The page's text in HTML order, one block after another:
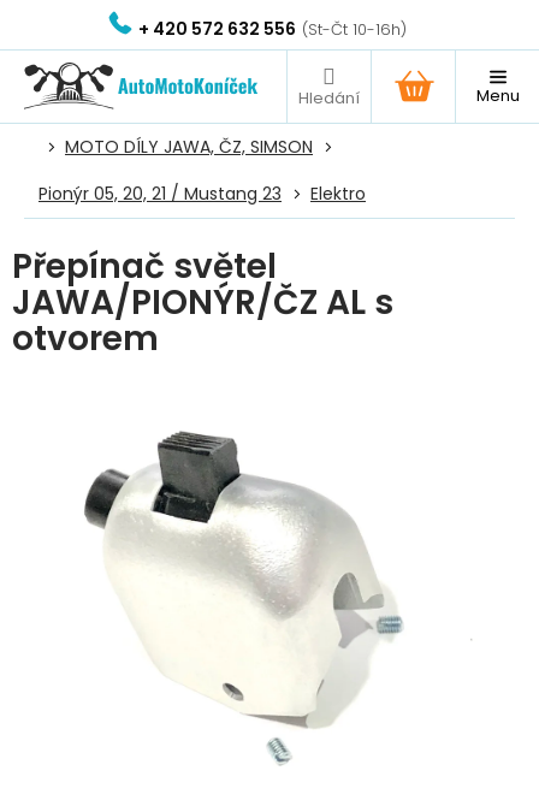
obsah
+ 420 572 632 556
NÁKUPNÍ
KOŠÍK
MOTO DÍLY JAWA, ČZ, SIMSON
Pionýr 05, 20, 21 / Mustang 23
Elektro
Přepínač světel
JAWA/PIONÝR/ČZ AL s
otvorem